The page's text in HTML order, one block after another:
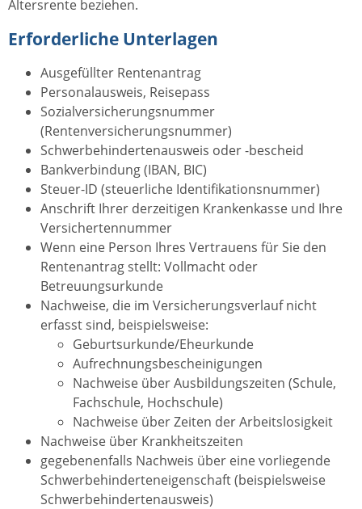
Altersrente beziehen.
Erforderliche Unterlagen
Ausgefüllter Rentenantrag
Personalausweis, Reisepass
Sozialversicherungsnummer
(Rentenversicherungsnummer)
Schwerbehindertenausweis oder -bescheid
Bankverbindung (IBAN, BIC)
Steuer-ID (steuerliche Identifikationsnummer)
Anschrift Ihrer derzeitigen Krankenkasse und Ihre
Versichertennummer
Wenn eine Person Ihres Vertrauens für Sie den
Rentenantrag stellt: Vollmacht oder
Betreuungsurkunde
Nachweise, die im Versicherungsverlauf nicht
erfasst sind, beispielsweise:
Geburtsurkunde/Eheurkunde
Aufrechnungsbescheinigungen
Nachweise über Ausbildungszeiten (Schule,
Fachschule, Hochschule)
Nachweise über Zeiten der Arbeitslosigkeit
Nachweise über Krankheitszeiten
gegebenenfalls Nachweis über eine vorliegende
Schwerbehinderteneigenschaft (beispielsweise
Schwerbehindertenausweis)